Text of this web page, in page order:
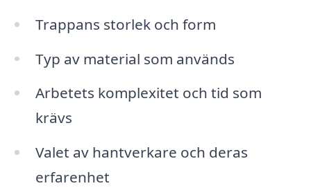
Trappans storlek och form
Typ av material som används
Arbetets komplexitet och tid som
krävs
Valet av hantverkare och deras
erfarenhet